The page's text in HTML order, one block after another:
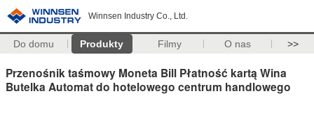
Winnsen Industry Co., Ltd.
Do domu Produkty Filmy O nas >>
Przenośnik taśmowy Moneta Bill Płatność kartą Wina
Butelka Automat do hotelowego centrum handlowego